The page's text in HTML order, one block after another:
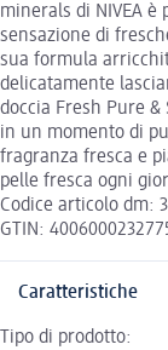
minerals di NIVEA
sensazione di
sua formula
delicatamente
doccia Fresh Pure &
in un momento di
fragranza fresca e
pelle fresca ogni
Codice articolo dm:
GTIN:
Caratteristiche
Tipo di prodotto: